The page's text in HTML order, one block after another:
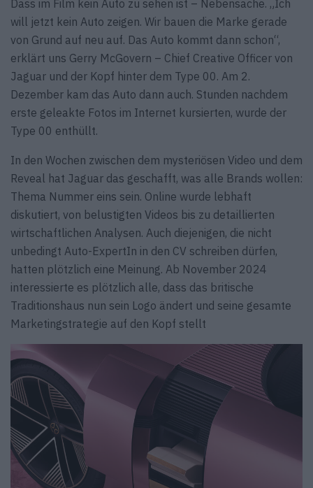
Dass im Film kein Auto zu sehen ist – Nebensache. „Ich
will jetzt kein Auto zeigen. Wir bauen die Marke gerade
von Grund auf neu auf. Das Auto kommt dann schon“,
erklärt uns Gerry McGovern – Chief Creative Officer von
Jaguar und der Kopf hinter dem Type 00. Am 2.
Dezember kam das Auto dann auch. Stunden nachdem
erste geleakte Fotos im Internet kursierten, wurde der
Type 00 enthüllt.
In den Wochen zwischen dem mysteriösen Video und dem
Reveal hat Jaguar das geschafft, was alle Brands wollen:
Thema Nummer eins sein. Online wurde lebhaft
diskutiert, von belustigten Videos bis zu detaillierten
wirtschaftlichen Analysen. Auch diejenigen, die nicht
unbedingt Auto-ExpertIn in den CV schreiben dürfen,
hatten plötzlich eine Meinung. Ab November 2024
interessierte es plötzlich alle, dass das britische
Traditionshaus nun sein Logo ändert und seine gesamte
Marketingstrategie auf den Kopf stellt